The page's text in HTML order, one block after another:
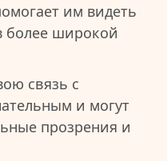
им видеть
более широкой
связь с
и могут
прозрения и